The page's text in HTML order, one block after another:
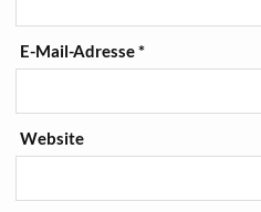
E-Mail-Adresse*
Website